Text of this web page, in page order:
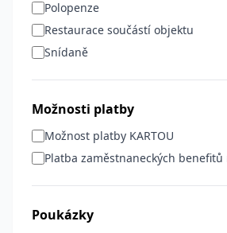
Polopenze
Restaurace součástí objektu
Snídaně
Možnosti platby
Možnost platby KARTOU
Platba zaměstnaneckých
Poukázky